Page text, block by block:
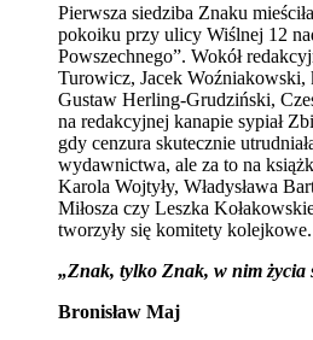
Pierwsza siedziba Znaku
pokoiku przy ulicy Wiślnej 12
Powszechnego”. Wokół
Turowicz, Jacek Woźniakowski,
Gustaw Herling-Grudziński,
na redakcyjnej kanapie sypiał
gdy cenzura skutecznie
wydawnictwa, ale za to na
Karola Wojtyły, Władysława
Miłosza czy Leszka
tworzyły się komitety kolejkowe.
„Znak, tylko Znak, w nim
Bronisław Maj